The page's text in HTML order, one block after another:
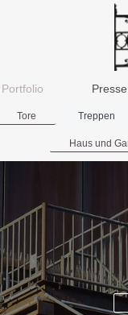
Portfolio Presse
Tore Treppen
Haus und